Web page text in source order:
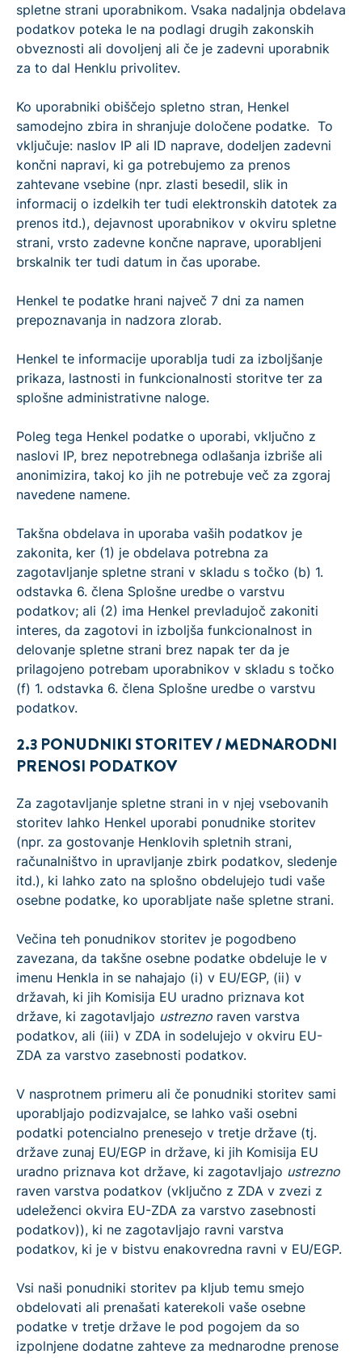
spletne strani uporabnikom. Vsaka nadaljnja obdelava
podatkov poteka le na podlagi drugih zakonskih
obveznosti ali dovoljenj ali če je zadevni uporabnik
za to dal Henklu privolitev.
Ko uporabniki obiščejo spletno stran, Henkel
samodejno zbira in shranjuje določene podatke. To
vključuje: naslov IP ali ID naprave, dodeljen zadevni
končni napravi, ki ga potrebujemo za prenos
zahtevane vsebine (npr. zlasti besedil, slik in
informacij o izdelkih ter tudi elektronskih datotek za
prenos itd.), dejavnost uporabnikov v okviru spletne
strani, vrsto zadevne končne naprave, uporabljeni
brskalnik ter tudi datum in čas uporabe.
Henkel te podatke hrani največ 7 dni za namen
prepoznavanja in nadzora zlorab.
Henkel te informacije uporablja tudi za izboljšanje
prikaza, lastnosti in funkcionalnosti storitve ter za
splošne administrativne naloge.
Poleg tega Henkel podatke o uporabi, vključno z
naslovi IP, brez nepotrebnega odlašanja izbriše ali
anonimizira, takoj ko jih ne potrebuje več za zgoraj
navedene namene.
Takšna obdelava in uporaba vaših podatkov je
zakonita, ker (1) je obdelava potrebna za
zagotavljanje spletne strani v skladu s točko (b) 1.
odstavka 6. člena Splošne uredbe o varstvu
podatkov; ali (2) ima Henkel prevladujoč zakoniti
interes, da zagotovi in izboljša funkcionalnost in
delovanje spletne strani brez napak ter da je
prilagojeno potrebam uporabnikov v skladu s točko
(f) 1. odstavka 6. člena Splošne uredbe o varstvu
podatkov.
2.3 PONUDNIKI STORITEV / MEDNARODNI
PRENOSI PODATKOV
Za zagotavljanje spletne strani in v njej vsebovanih
storitev lahko Henkel uporabi ponudnike storitev
(npr. za gostovanje Henklovih spletnih strani,
računalništvo in upravljanje zbirk podatkov, sledenje
itd.), ki lahko zato na splošno obdelujejo tudi vaše
osebne podatke, ko uporabljate naše spletne strani.
Večina teh ponudnikov storitev je pogodbeno
zavezana, da takšne osebne podatke obdeluje le v
imenu Henkla in se nahajajo (i) v EU/EGP, (ii) v
državah, ki jih Komisija EU uradno priznava kot
države, ki zagotavljajo ustrezno raven varstva
podatkov, ali (iii) v ZDA in sodelujejo v okviru EU-
ZDA za varstvo zasebnosti podatkov.
V nasprotnem primeru ali če ponudniki storitev sami
uporabljajo podizvajalce, se lahko vaši osebni
podatki potencialno prenesejo v tretje države (tj.
države zunaj EU/EGP in države, ki jih Komisija EU
uradno priznava kot države, ki zagotavljajo ustrezno
raven varstva podatkov (vključno z ZDA v zvezi z
udeleženci okvira EU-ZDA za varstvo zasebnosti
podatkov)), ki ne zagotavljajo ravni varstva
podatkov, ki je v bistvu enakovredna ravni v EU/EGP.
Vsi naši ponudniki storitev pa kljub temu smejo
obdelovati ali prenašati katerekoli vaše osebne
podatke v tretje države le pod pogojem da so
izpolnjene dodatne zahteve za mednarodne prenose